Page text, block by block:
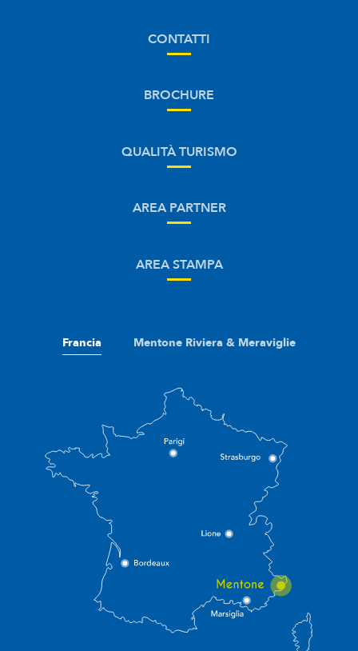
CONTATTI
BROCHURE
QUALITÀ TURISMO
AREA PARTNER
AREA STAMPA
Francia Mentone Riviera & Meraviglie